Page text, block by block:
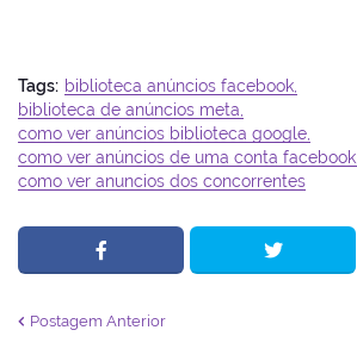
Tags: biblioteca anúncios facebook
biblioteca de anúncios meta
como ver anúncios biblioteca google
como ver anúncios de uma conta facebook
como ver anuncios dos concorrentes
Postagem Anterior